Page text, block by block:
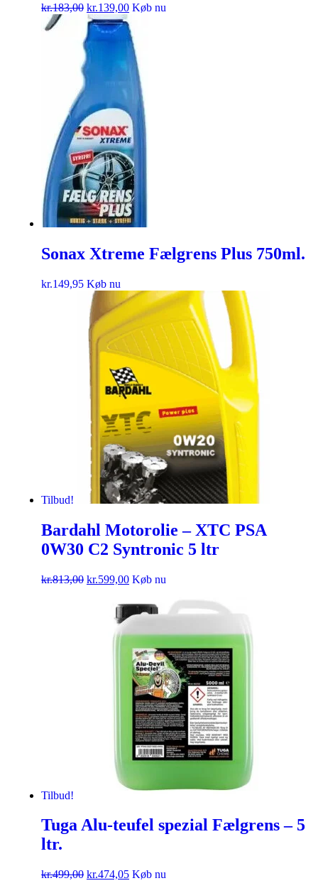
kr.183,00 kr.139,00 Køb nu
Sonax Xtreme Fælgrens Plus 750ml.
kr.149,95 Køb nu
Tilbud!
Bardahl Motorolie – XTC PSA
0W30 C2 Syntronic 5 ltr
kr.813,00 kr.599,00 Køb nu
Tilbud!
Tuga Alu-teufel spezial Fælgrens – 5
ltr.
kr.499,00 kr.474,05 Køb nu